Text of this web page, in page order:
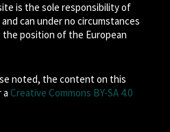
is the sole responsibility of
can under no circumstances
position of the European
noted, the content on this
a Creative Commons BY-SA 4.0